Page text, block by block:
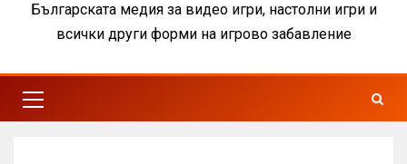
Българската медия за видео игри, настолни игри и
всички други форми на игрово забавление